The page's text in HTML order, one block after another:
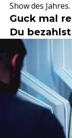
Show des Jahres.
Guck mal
Du